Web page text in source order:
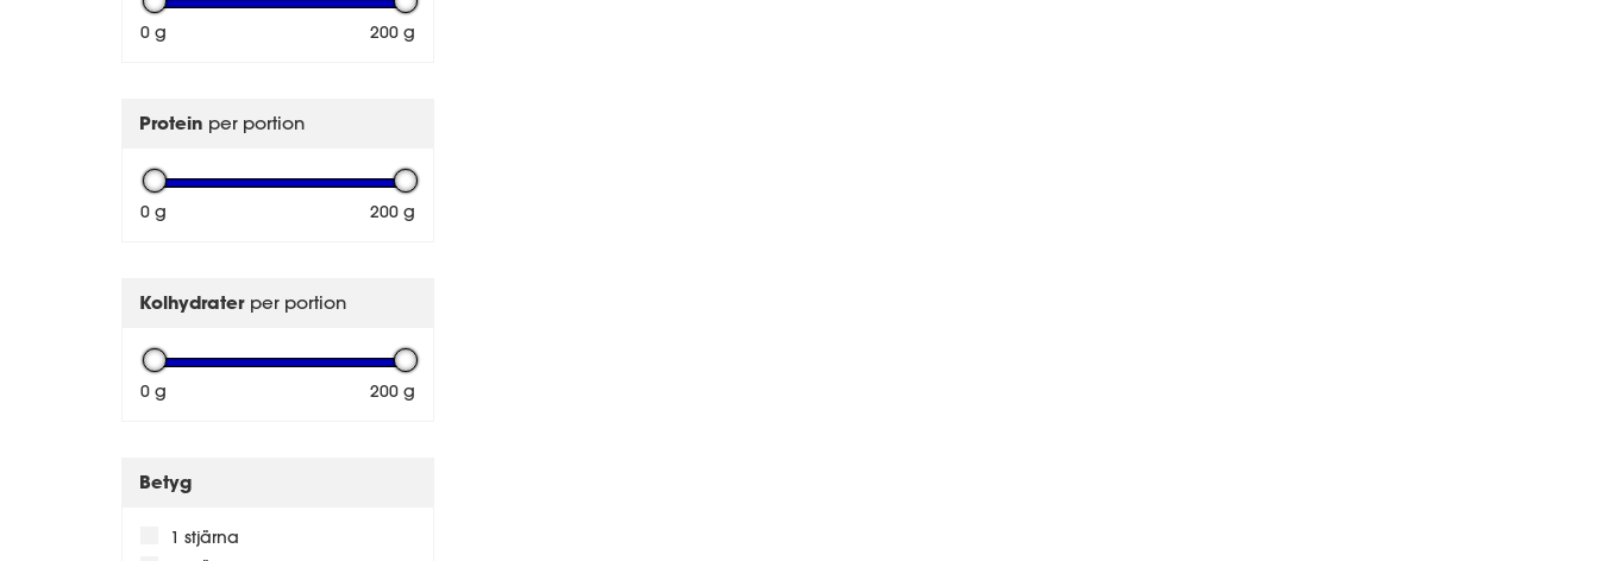
0 g 200 g
Protein per portion
0 g 200 g
Kolhydrater per portion
0 g 200 g
Betyg
1 stjärna